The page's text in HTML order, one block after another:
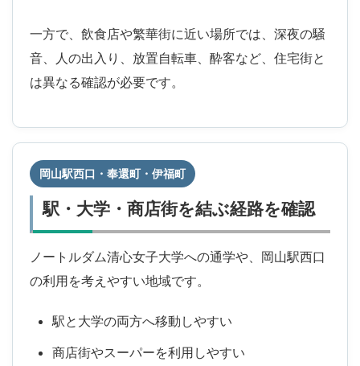
一方で、飲食店や繁華街に近い場所では、深夜の騒
音、人の出入り、放置自転車、酔客など、住宅街と
は異なる確認が必要です。
岡山駅西口・奉還町・伊福町
駅・大学・商店街を結ぶ経路を確認
ノートルダム清心女子大学への通学や、岡山駅西口
の利用を考えやすい地域です。
駅と大学の両方へ移動しやすい
商店街やスーパーを利用しやすい